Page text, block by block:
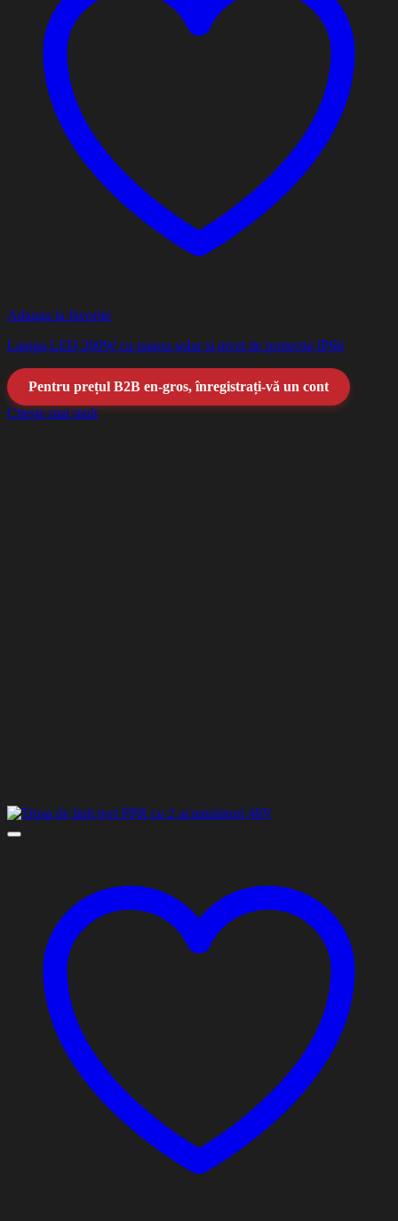
Adauga la favorite
Lampa LED 200W cu panou solar si nivel de protectie IP66
Pentru prețul B2B en-gros, înregistrați-vă un cont
Citește mai mult